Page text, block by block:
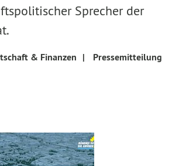
Sprecher der
& Finanzen | Pressemitteilung